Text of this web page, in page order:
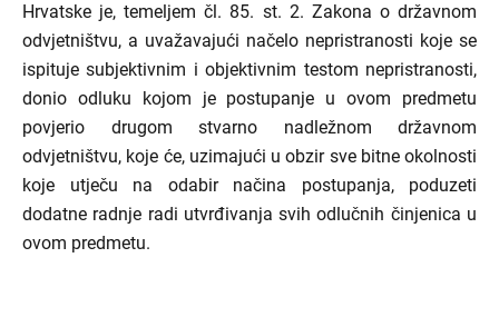
Hrvatske je, temeljem čl. 85. st. 2. Zakona o državnom
odvjetništvu, a uvažavajući načelo nepristranosti koje se
ispituje subjektivnim i objektivnim testom nepristranosti,
donio odluku kojom je postupanje u ovom predmetu
povjerio drugom stvarno nadležnom državnom
odvjetništvu, koje će, uzimajući u obzir sve bitne okolnosti
koje utječu na odabir načina postupanja, poduzeti
dodatne radnje radi utvrđivanja svih odlučnih činjenica u
ovom predmetu.